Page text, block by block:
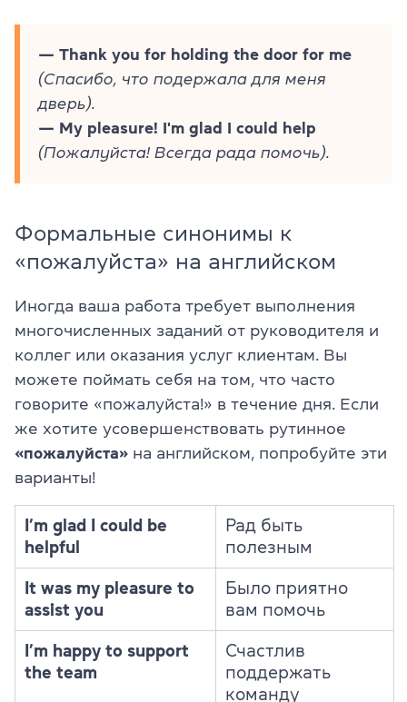
— Thank you for holding the door for me
(Спасибо, что подержала для меня
дверь).
— My pleasure! I'm glad I could help
(Пожалуйста! Всегда рада помочь).
Формальные синонимы к
«пожалуйста» на английском
Иногда ваша работа требует выполнения
многочисленных заданий от руководителя и
коллег или оказания услуг клиентам. Вы
можете поймать себя на том, что часто
говорите «пожалуйста!» в течение дня. Если
же хотите усовершенствовать рутинное
«пожалуйста» на английском, попробуйте эти
варианты!
I’m glad I could be
helpful
Рад быть
полезным
It was my pleasure to
assist you
Было приятно
вам помочь
I’m happy to support
the team
Счастлив
поддержать
команду